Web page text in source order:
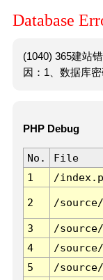
Database
(1040) 365建站
因：1、数据库
PHP Debug
No. File
1
/
2 /
3 /
4
/
5
/